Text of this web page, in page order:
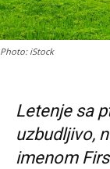
Photo: iStock
Letenje sa
uzbudljivo,
imenom